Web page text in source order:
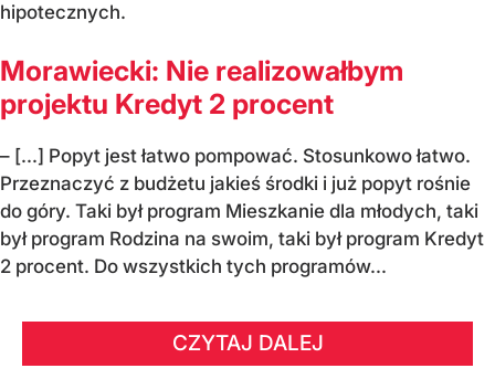
hipotecznych.
Morawiecki: Nie realizowałbym
projektu Kredyt 2 procent
– [...] Popyt jest łatwo pompować. Stosunkowo łatwo.
Przeznaczyć z budżetu jakieś środki i już popyt rośnie
do góry. Taki był program Mieszkanie dla młodych, taki
był program Rodzina na swoim, taki był program Kredyt
2 procent. Do wszystkich tych programów...
CZYTAJ DALEJ